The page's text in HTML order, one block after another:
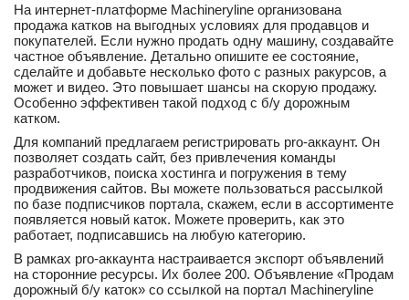
На интернет-платформе Machineryline организована
продажа катков на выгодных условиях для продавцов и
покупателей. Если нужно продать одну машину, создавайте
частное объявление. Детально опишите ее состояние,
сделайте и добавьте несколько фото с разных ракурсов, а
может и видео. Это повышает шансы на скорую продажу.
Особенно эффективен такой подход с б/у дорожным
катком.
Для компаний предлагаем регистрировать pro-аккаунт. Он
позволяет создать сайт, без привлечения команды
разработчиков, поиска хостинга и погружения в тему
продвижения сайтов. Вы можете пользоваться рассылкой
по базе подписчиков портала, скажем, если в ассортименте
появляется новый каток. Можете проверить, как это
работает, подписавшись на любую категорию.
В рамках pro-аккаунта настраивается экспорт объявлений
на сторонние ресурсы. Их более 200. Объявление «Продам
дорожный б/у каток» со ссылкой на портал Machineryline